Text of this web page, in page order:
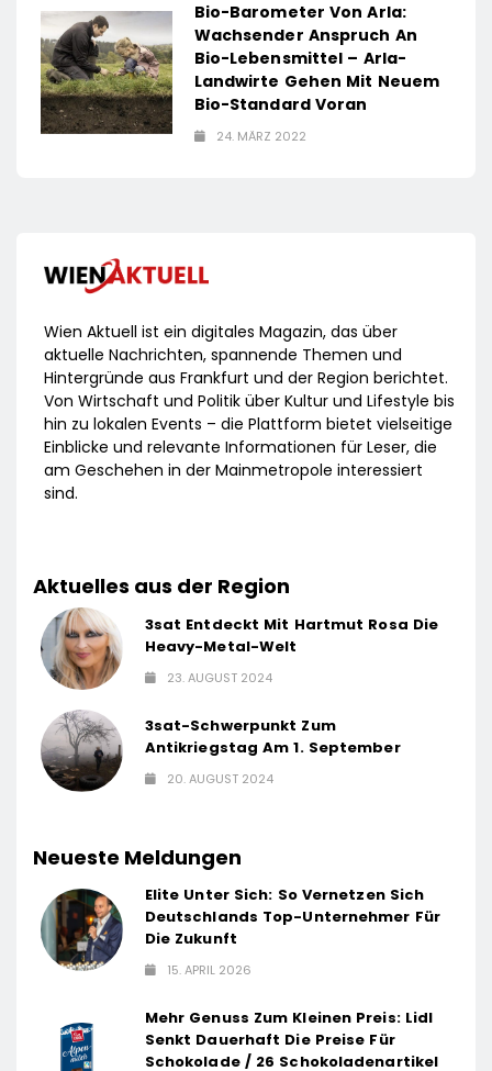
Bio-Barometer Von Arla:
Wachsender Anspruch An
Bio-Lebensmittel – Arla-
Landwirte Gehen Mit Neuem
Bio-Standard Voran
24. MÄRZ 2022
Wien Aktuell ist ein digitales Magazin, das über
aktuelle Nachrichten, spannende Themen und
Hintergründe aus Frankfurt und der Region berichtet.
Von Wirtschaft und Politik über Kultur und Lifestyle bis
hin zu lokalen Events – die Plattform bietet vielseitige
Einblicke und relevante Informationen für Leser, die
am Geschehen in der Mainmetropole interessiert
sind.
Aktuelles aus der Region
3sat Entdeckt Mit Hartmut Rosa Die
Heavy-Metal-Welt
23. AUGUST 2024
3sat-Schwerpunkt Zum
Antikriegstag Am 1. September
20. AUGUST 2024
Neueste Meldungen
Elite Unter Sich: So Vernetzen Sich
Deutschlands Top-Unternehmer Für
Die Zukunft
15. APRIL 2026
Mehr Genuss Zum Kleinen Preis: Lidl
Senkt Dauerhaft Die Preise Für
Schokolade / 26 Schokoladenartikel